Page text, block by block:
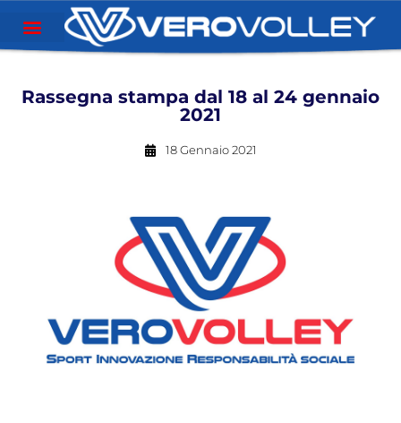
Rassegna stampa dal 18 al 24 gennaio
2021
18 Gennaio 2021